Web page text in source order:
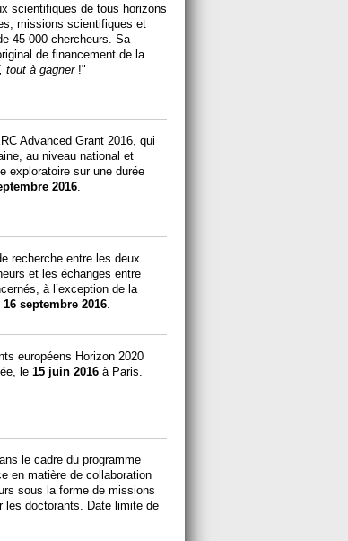
scientifiques de tous horizons
missions scientifiques et
45 000 chercheurs. Sa
de financement de la
tout à gagner!"
Advanced Grant 2016, qui
au niveau national et
exploratoire sur une durée
2016.
recherche entre les deux
et les échanges entre
à l’exception de la
16 septembre 2016
européens Horizon 2020
le 15 juin 2016 à Paris.
le cadre du programme
en matière de collaboration
sous la forme de missions
les doctorants. Date limite de